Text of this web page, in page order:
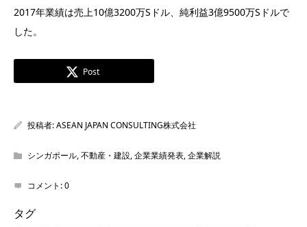
2017年業績は売上10億3200万Sドル、純利益3億9500万Sドルで
した。
Post
投稿者:ASEAN JAPAN CONSULTING株式会社
シンガポール,不動産・建設,企業業績発表,企業解説
コメント:0
タグ